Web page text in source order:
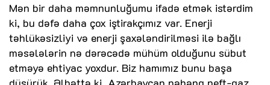
Mən bir daha məmnunluğumu ifadə etmək istərdim
ki, bu dəfə daha çox iştirakçımız var. Enerji
təhlükəsizliyi və enerji şaxələndirilməsi ilə bağlı
məsələlərin nə dərəcədə mühüm olduğunu sübut
etməyə ehtiyac yoxdur. Biz hamımız bunu başa